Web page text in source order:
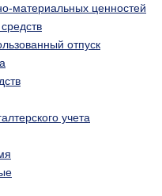
материальных ценностей
отпуск
учета